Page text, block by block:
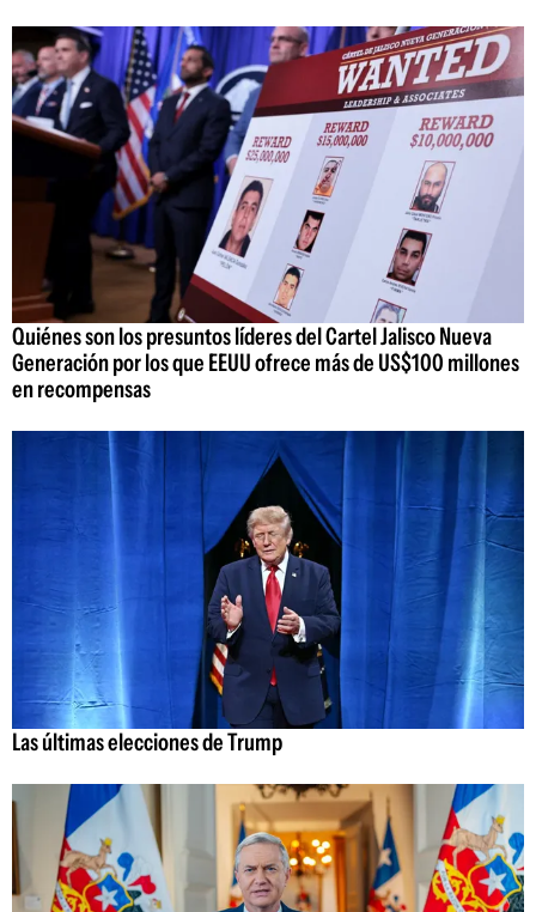
Quiénes son los presuntos líderes del Cartel Jalisco Nueva
Generación por los que EEUU ofrece más de US$100 millones
en recompensas
Las últimas elecciones de Trump